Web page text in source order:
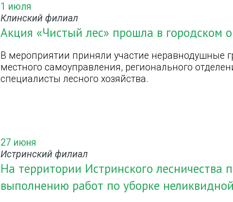
1 июля
Клинский филиал
Акция «Чистый лес» прошла в городском
В мероприятии приняли участие неравнодушные
местного самоуправления, регионального
специалисты лесного хозяйства.
27 июня
Истринский филиал
На территории Истринского лесничества
выполнению работ по уборке